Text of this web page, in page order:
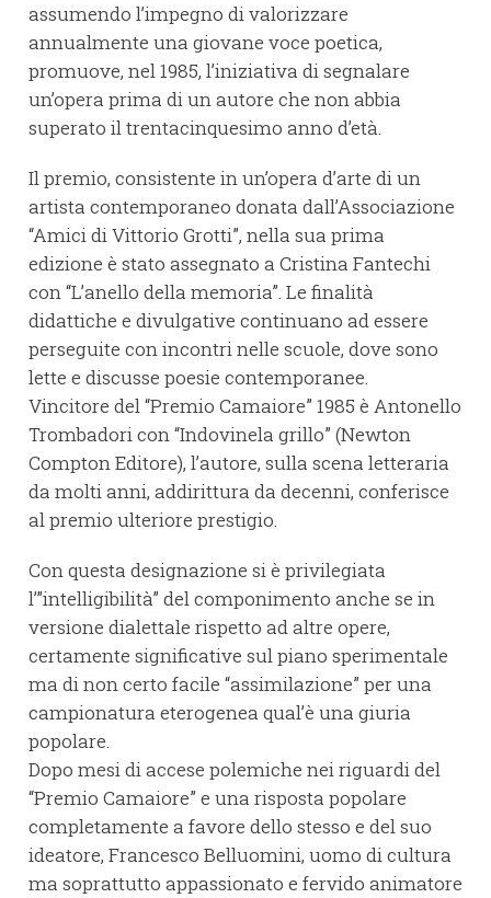
assumendo l’impegno di valorizzare
annualmente una giovane voce poetica,
promuove, nel 1985, l’iniziativa di segnalare
un’opera prima di un autore che non abbia
superato il trentacinquesimo anno d’età.
Il premio, consistente in un’opera d’arte di un
artista contemporaneo donata dall’Associazione
“Amici di Vittorio Grotti”, nella sua prima
edizione è stato assegnato a Cristina Fantechi
con “L’anello della memoria”. Le finalità
didattiche e divulgative continuano ad essere
perseguite con incontri nelle scuole, dove sono
lette e discusse poesie contemporanee.
Vincitore del “Premio Camaiore” 1985 è Antonello
Trombadori con “Indovinela grillo” (Newton
Compton Editore), l’autore, sulla scena letteraria
da molti anni, addirittura da decenni, conferisce
al premio ulteriore prestigio.
Con questa designazione si è privilegiata
l’”intelligibilità” del componimento anche se in
versione dialettale rispetto ad altre opere,
certamente significative sul piano sperimentale
ma di non certo facile “assimilazione” per una
campionatura eterogenea qual’è una giuria
popolare.
Dopo mesi di accese polemiche nei riguardi del
“Premio Camaiore” e una risposta popolare
completamente a favore dello stesso e del suo
ideatore, Francesco Belluomini, uomo di cultura
ma soprattutto appassionato e fervido animatore